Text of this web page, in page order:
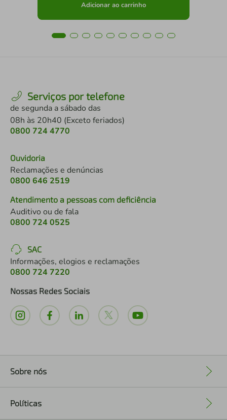
Adicionar ao carrinho
Serviços por telefone
de segunda a sábado das
08h às 20h40 (Exceto feriados)
0800 724 4770
Ouvidoria
Reclamações e denúncias
0800 646 2519
Atendimento a pessoas com deficiência
Auditivo ou de fala
0800 724 0525
SAC
Informações, elogios e reclamações
0800 724 7220
Nossas Redes Sociais
Sobre nós
Políticas